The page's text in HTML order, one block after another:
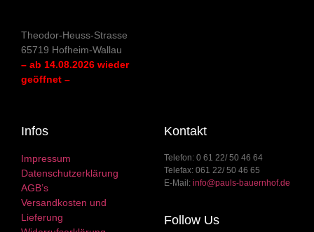
Theodor-Heuss-Strasse
65719 Hofheim-Wallau
– ab 14.08.2026 wieder
geöffnet –
Infos
Impressum
Datenschutzerklärung
AGB’s
Versandkosten und
Lieferung
Kontakt
Telefon: 0 61 22/ 50 46 64
Telefax: 061 22/ 50 46 65
E-Mail: info@pauls-bauernhof.de
Follow Us